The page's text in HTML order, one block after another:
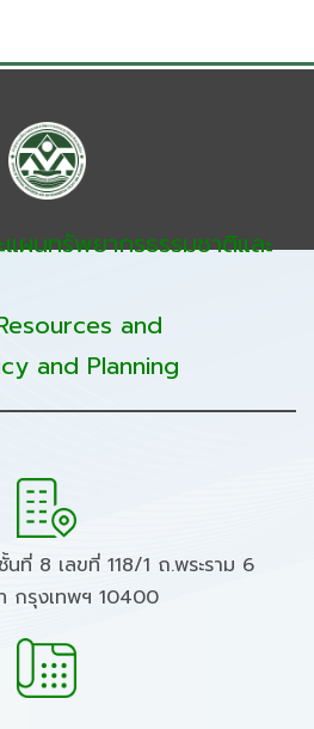
ผนทรัพยากรธรรมชาติและ
and
and Planning
นที่ 8 เลขที่ 118/1 ถ.พระราม 6
กรุงเทพฯ 10400